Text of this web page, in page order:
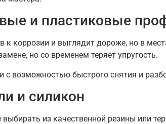
и пластиковые
к коррозии и выглядит дороже, но в
но со временем теряет упругость.
с возможностью быстрого снятия и
и силикон
выбирать из качественной резины или